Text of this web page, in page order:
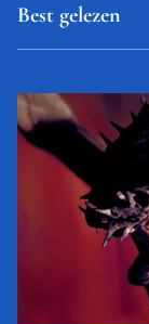
Best gelezen